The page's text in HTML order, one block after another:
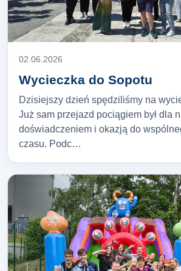
02.06.2026
Wycieczka do Sopotu
Dzisiejszy dzień spędziliśmy na
Już sam przejazd pociągiem był dla
doświadczeniem i okazją do
czasu. Podc…